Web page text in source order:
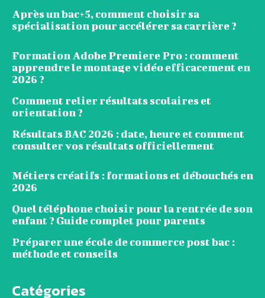
Après un bac+5, comment choisir sa
spécialisation pour accélérer sa carrière ?
Formation Adobe Premiere Pro : comment
apprendre le montage vidéo efficacement en
2026 ?
Comment relier résultats scolaires et
orientation ?
Résultats BAC 2026 : date, heure et comment
consulter vos résultats officiellement
Métiers créatifs : formations et débouchés en
2026
Quel téléphone choisir pour la rentrée de son
enfant ? Guide complet pour parents
Préparer une école de commerce post bac :
méthode et conseils
Catégories